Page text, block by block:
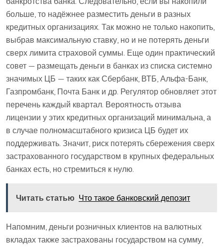
больше, то надёжнее разместить деньги в разных
кредитных организациях. Так можно не только накопить,
выбрав максимальную ставку, но и не потерять деньги
сверх лимита страховой суммы. Еще один практический
совет — размещать деньги в банках из списка системно
значимых ЦБ — таких как Сбербанк, ВТБ, Альфа-Банк,
Газпромбанк, Почта Банк и др. Регулятор обновляет этот
перечень каждый квартал. Вероятность отзыва
лицензии у этих кредитных организаций минимальна, а
в случае полномасштабного кризиса ЦБ будет их
поддерживать. Значит, риск потерять сбережения сверх
застрахованного государством в крупных федеральных
банках есть, но стремиться к нулю.
Читать статью Что такое банковский депозит
Напомним, деньги розничных клиентов на валютных
вкладах также застрахованы государством на сумму,